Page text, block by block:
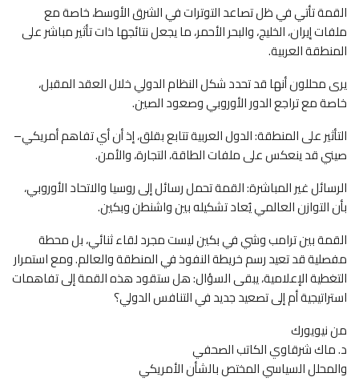
القمة تأتي في ظل تصاعد التوترات في الشرق الأوسط، خاصة مع
ملفات إيران، الخليج، والبحر الأحمر، ما يجعل نتائجها ذات تأثير مباشر على
المنطقة العربية.
يرى محللون أنها قد تحدد شكل النظام الدولي خلال العقد المقبل،
خاصة مع تراجع الدور الأوروبي وصعود الصين.
التأثير على المنطقة: الدول العربية تتابع بقلق، إذ أن أي تفاهم أمريكي–
صيني قد ينعكس على ملفات الطاقة، التجارة، والأمن.
الرسائل غير المباشرة: القمة تحمل رسائل إلى روسيا والاتحاد الأوروبي،
بأن التوازن العالمي يُعاد تشكيله بين واشنطن وبكين.
القمة بين ترامب وشي في بكين ليست مجرد لقاء ثنائي، بل محطة
مفصلية قد تعيد رسم خريطة النفوذ في المنطقة والعالم. ومع استمرار
التغطية الإعلامية، يبقى السؤال: هل ستقود هذه القمة إلى تفاهمات
استراتيجية أم إلى تصعيد جديد في التنافس الدولي؟
من نيويورك
د. ماك شرقاوي الكاتب الصحفي
والمحلل السياسي المختص بالشأن الأمريكي